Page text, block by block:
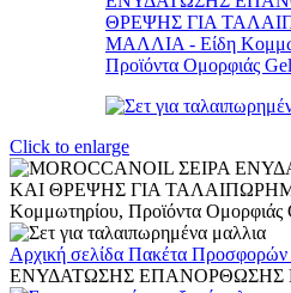
Click to enlarge
Αρχική σελίδα Πακέτα Προσφορών
ΕΝΥΔΑΤΩΣΗΣ ΕΠΑΝΟΡΘΩΣΗΣ